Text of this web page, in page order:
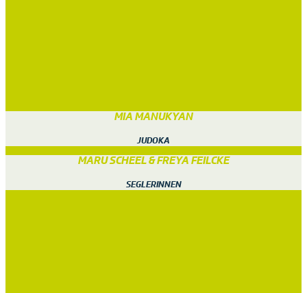
MIA MANUKYAN
JUDOKA
MARU SCHEEL & FREYA FEILCKE
SEGLERINNEN